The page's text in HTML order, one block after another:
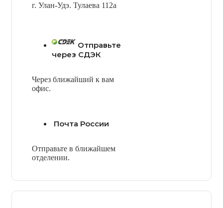
г. Улан-Удэ. Тулаева 112а
Отправьте
через СДЭК
Через ближайший к вам
офис.
Почта России
Отправьте в ближайшем
отделении.